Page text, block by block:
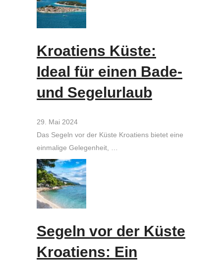
Kroatiens Küste:
Ideal für einen Bade-
und Segelurlaub
29. Mai 2024
Das Segeln vor der Küste Kroatiens bietet eine
einmalige Gelegenheit, …
Segeln vor der Küste
Kroatiens: Ein